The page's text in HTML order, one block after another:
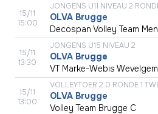
15/11
15:00
JONGENS U11 NIVEAU 2
OLVA Brugge
Decospan Volley Team
15/11
13:30
JONGENS U15 NIVEAU 2
OLVA Brugge
VT Marke-Webis
15/11
13:00
VOLLEYTOER 2.0 RONDE 1
OLVA Brugge
Volley Team Brugge C